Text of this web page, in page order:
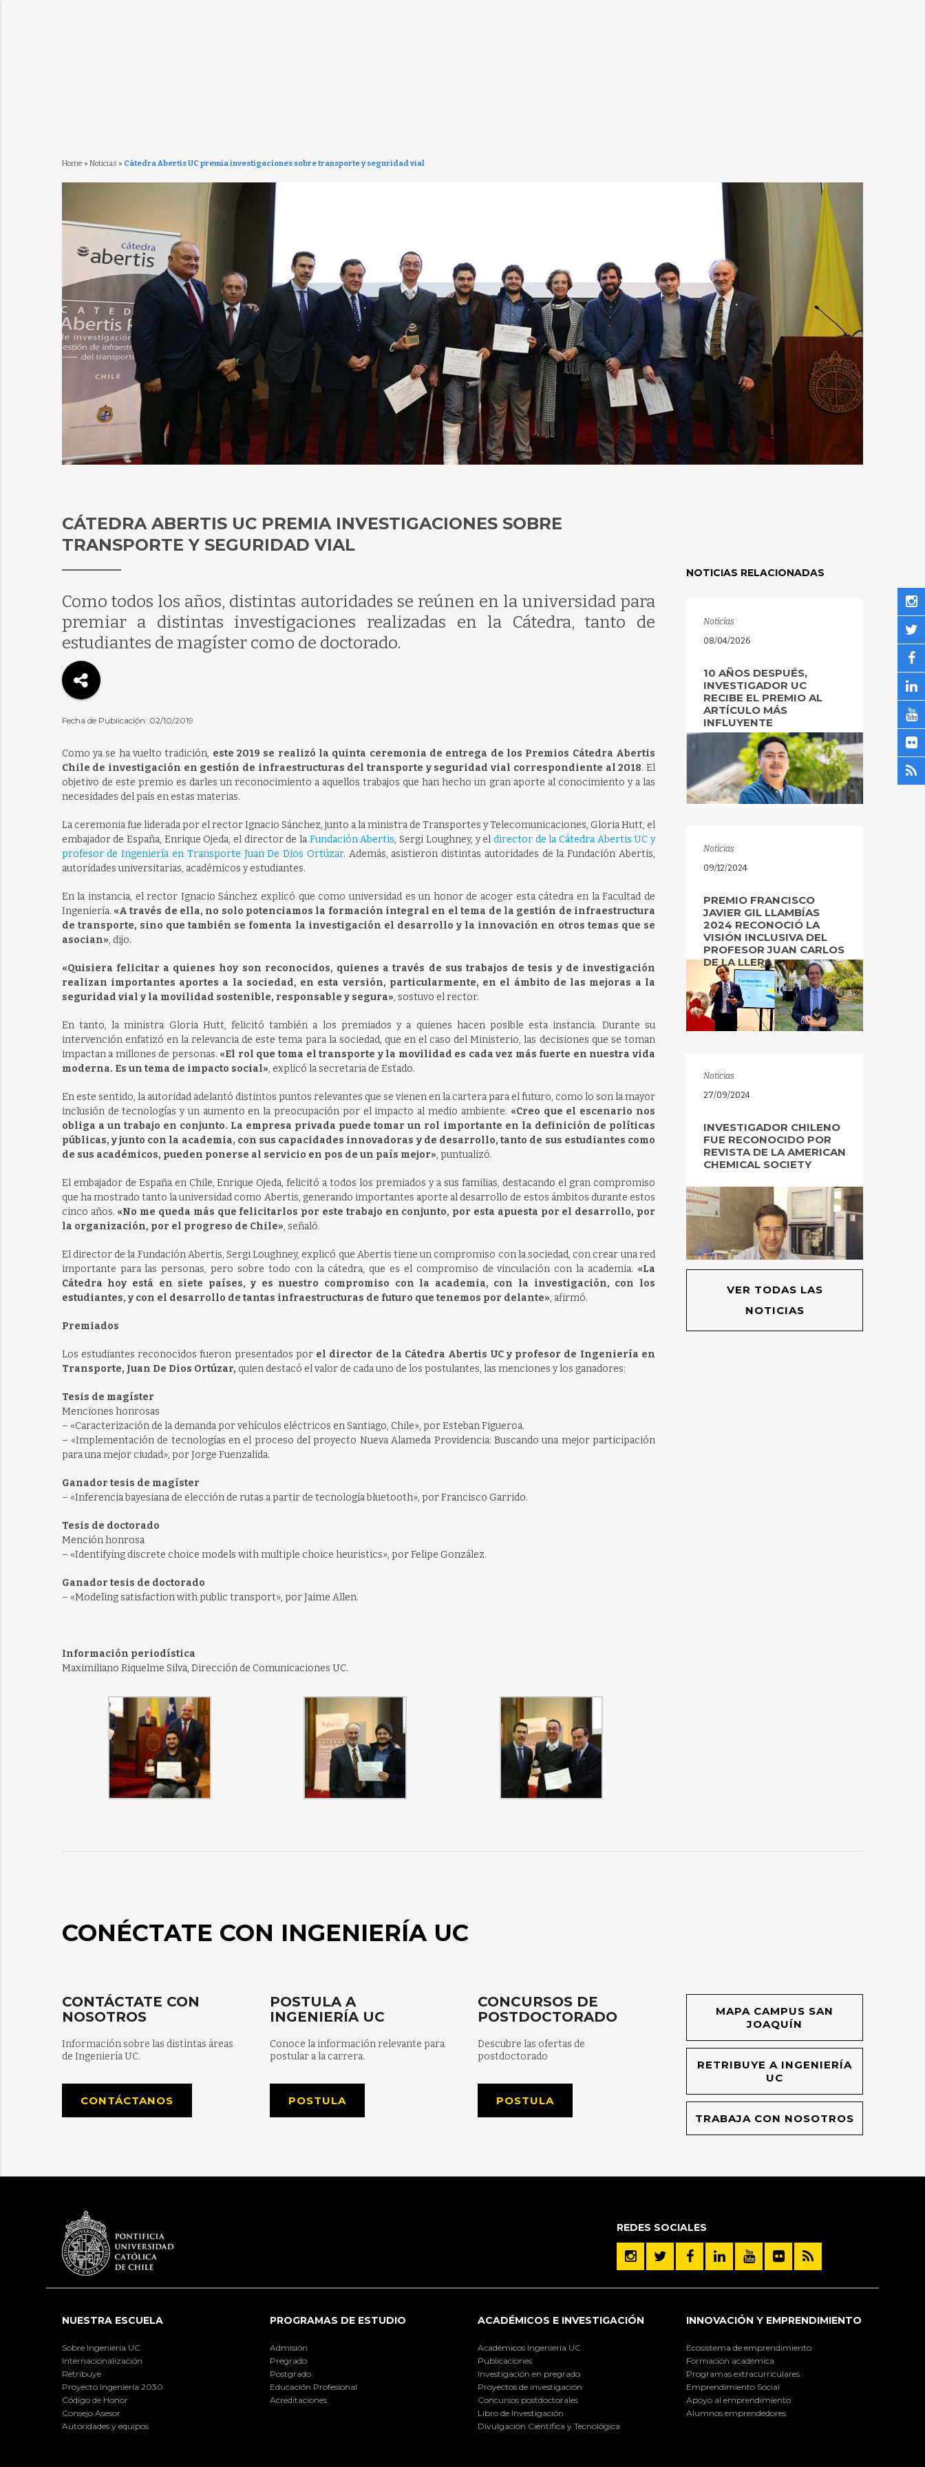
Home » Noticias » Cátedra Abertis UC premia investigaciones sobre transporte y seguridad vial
CÁTEDRA ABERTIS UC PREMIA INVESTIGACIONES SOBRE
TRANSPORTE Y SEGURIDAD VIAL
Como todos los años, distintas autoridades se reúnen en la universidad para
premiar a distintas investigaciones realizadas en la Cátedra, tanto de
estudiantes de magíster como de doctorado.
Fecha de Publicación: 02/10/2019
Como ya se ha vuelto tradición, este 2019 se realizó la quinta ceremonia de entrega de los Premios Cátedra Abertis
Chile de investigación en gestión de infraestructuras del transporte y seguridad vial correspondiente al 2018. El
objetivo de este premio es darles un reconocimiento a aquellos trabajos que han hecho un gran aporte al conocimiento y a las
necesidades del país en estas materias.
La ceremonia fue liderada por el rector Ignacio Sánchez, junto a la ministra de Transportes y Telecomunicaciones, Gloria Hutt, el
embajador de España, Enrique Ojeda, el director de la Fundación Abertis, Sergi Loughney, y el director de la Cátedra Abertis UC y
profesor de Ingeniería en Transporte Juan De Dios Ortúzar. Además, asistieron distintas autoridades de la Fundación Abertis,
autoridades universitarias, académicos y estudiantes.
En la instancia, el rector Ignacio Sánchez explicó que como universidad es un honor de acoger esta cátedra en la Facultad de
Ingeniería. «A través de ella, no solo potenciamos la formación integral en el tema de la gestión de infraestructura
de transporte, sino que también se fomenta la investigación el desarrollo y la innovación en otros temas que se
asocian», dijo.
«Quisiera felicitar a quienes hoy son reconocidos, quienes a través de sus trabajos de tesis y de investigación
realizan importantes aportes a la sociedad, en esta versión, particularmente, en el ámbito de las mejoras a la
seguridad vial y la movilidad sostenible, responsable y segura», sostuvo el rector.
En tanto, la ministra Gloria Hutt, felicitó también a los premiados y a quienes hacen posible esta instancia. Durante su
intervención enfatizó en la relevancia de este tema para la sociedad, que en el caso del Ministerio, las decisiones que se toman
impactan a millones de personas. «El rol que toma el transporte y la movilidad es cada vez más fuerte en nuestra vida
moderna. Es un tema de impacto social», explicó la secretaria de Estado.
En este sentido, la autoridad adelantó distintos puntos relevantes que se vienen en la cartera para el futuro, como lo son la mayor
inclusión de tecnologías y un aumento en la preocupación por el impacto al medio ambiente. «Creo que el escenario nos
obliga a un trabajo en conjunto. La empresa privada puede tomar un rol importante en la definición de políticas
públicas, y junto con la academia, con sus capacidades innovadoras y de desarrollo, tanto de sus estudiantes como
de sus académicos, pueden ponerse al servicio en pos de un país mejor», puntualizó.
El embajador de España en Chile, Enrique Ojeda, felicitó a todos los premiados y a sus familias, destacando el gran compromiso
que ha mostrado tanto la universidad como Abertis, generando importantes aporte al desarrollo de estos ámbitos durante estos
cinco años. «No me queda más que felicitarlos por este trabajo en conjunto, por esta apuesta por el desarrollo, por
la organización, por el progreso de Chile», señaló.
El director de la Fundación Abertis, Sergi Loughney, explicó que Abertis tiene un compromiso con la sociedad, con crear una red
importante para las personas, pero sobre todo con la cátedra, que es el compromiso de vinculación con la academia. «La
Cátedra hoy está en siete países, y es nuestro compromiso con la academia, con la investigación, con los
estudiantes, y con el desarrollo de tantas infraestructuras de futuro que tenemos por delante», afirmó.
Premiados
Los estudiantes reconocidos fueron presentados por el director de la Cátedra Abertis UC y profesor de Ingeniería en
Transporte, Juan De Dios Ortúzar, quien destacó el valor de cada uno de los postulantes, las menciones y los ganadores:
Tesis de magíster
Menciones honrosas
– «Caracterización de la demanda por vehículos eléctricos en Santiago, Chile», por Esteban Figueroa.
– «Implementación de tecnologías en el proceso del proyecto Nueva Alameda Providencia: Buscando una mejor participación
para una mejor ciudad», por Jorge Fuenzalida.
Ganador tesis de magíster
– «Inferencia bayesiana de elección de rutas a partir de tecnología bluetooth», por Francisco Garrido.
Tesis de doctorado
Mención honrosa
– «Identifying discrete choice models with multiple choice heuristics», por Felipe González.
Ganador tesis de doctorado
– «Modeling satisfaction with public transport», por Jaime Allen.
Información periodística
Maximiliano Riquelme Silva, Dirección de Comunicaciones UC.
NOTICIAS RELACIONADAS
Noticias
08/04/2026
10 AÑOS DESPUÉS,
INVESTIGADOR UC
RECIBE EL PREMIO AL
ARTÍCULO MÁS
INFLUYENTE
Noticias
09/12/2024
PREMIO FRANCISCO
JAVIER GIL LLAMBÍAS
2024 RECONOCIÓ LA
VISIÓN INCLUSIVA DEL
PROFESOR JUAN CARLOS
DE LA LLERA
Noticias
27/09/2024
INVESTIGADOR CHILENO
FUE RECONOCIDO POR
REVISTA DE LA AMERICAN
CHEMICAL SOCIETY
VER TODAS LAS
NOTICIAS
CONÉCTATE CON INGENIERÍA UC
CONTÁCTATE CON
NOSOTROS
Información sobre las distintas áreas
de Ingeniería UC.
CONTÁCTANOS
POSTULA A
INGENIERÍA UC
Conoce la información relevante para
postular a la carrera.
POSTULA
CONCURSOS DE
POSTDOCTORADO
Descubre las ofertas de
postdoctorado
POSTULA
MAPA CAMPUS SAN
JOAQUÍN
RETRIBUYE A INGENIERÍA
UC
TRABAJA CON NOSOTROS
REDES SOCIALES
NUESTRA ESCUELA
Sobre Ingeniería UC
Internacionalización
Retribuye
Proyecto Ingeniería 2030
Código de Honor
Consejo Asesor
Autoridades y equipos
PROGRAMAS DE ESTUDIO
Admisión
Pregrado
Postgrado
Educación Profesional
Acreditaciones
ACADÉMICOS E INVESTIGACIÓN
Académicos Ingeniería UC
Publicaciones
Investigación en pregrado
Proyectos de investigación
Concursos postdoctorales
Libro de Investigación
Divulgación Científica y Tecnológica
INNOVACIÓN Y EMPRENDIMIENTO
Ecosistema de emprendimiento
Formación académica
Programas extracurriculares
Emprendimiento Social
Apoyo al emprendimiento
Alumnos emprendedores